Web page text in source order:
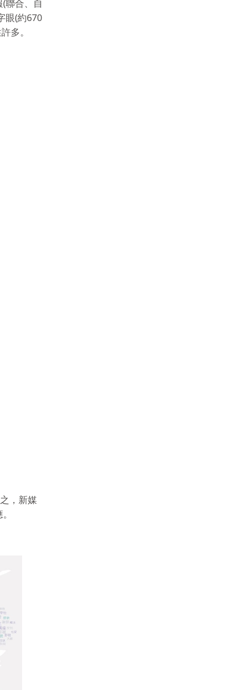
聯合、自
眼(約670
多。
，新媒